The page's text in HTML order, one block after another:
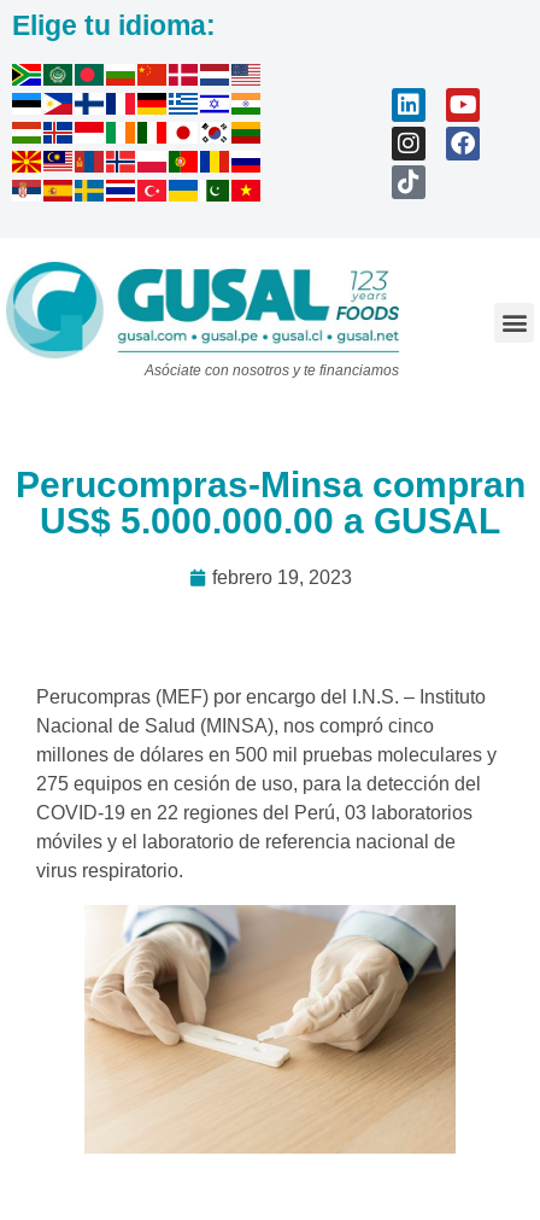
Elige tu idioma:
Asóciate con nosotros y te financiamos
Perucompras-Minsa compran
US$ 5.000.000.00 a GUSAL
febrero 19, 2023
Perucompras (MEF) por encargo del I.N.S. – Instituto
Nacional de Salud (MINSA), nos compró cinco
millones de dólares en 500 mil pruebas moleculares y
275 equipos en cesión de uso, para la detección del
COVID-19 en 22 regiones del Perú, 03 laboratorios
móviles y el laboratorio de referencia nacional de
virus respiratorio.